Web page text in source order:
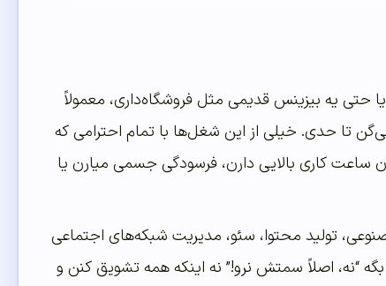
حتی یه بیزینس قدیمی مثل فروشگاه‌داری، معمولاً
تا حدی. خیلی از این شغل‌ها با تمام احترامی که
ساعت کاری بالایی دارن، فرسودگی جسمی میارن یا
تولید محتوا، سئو، مدیریت شبکه‌های اجتماعی
“نه، اصلاً سمتش نرو!” نه اینکه همه تشویق کنن و